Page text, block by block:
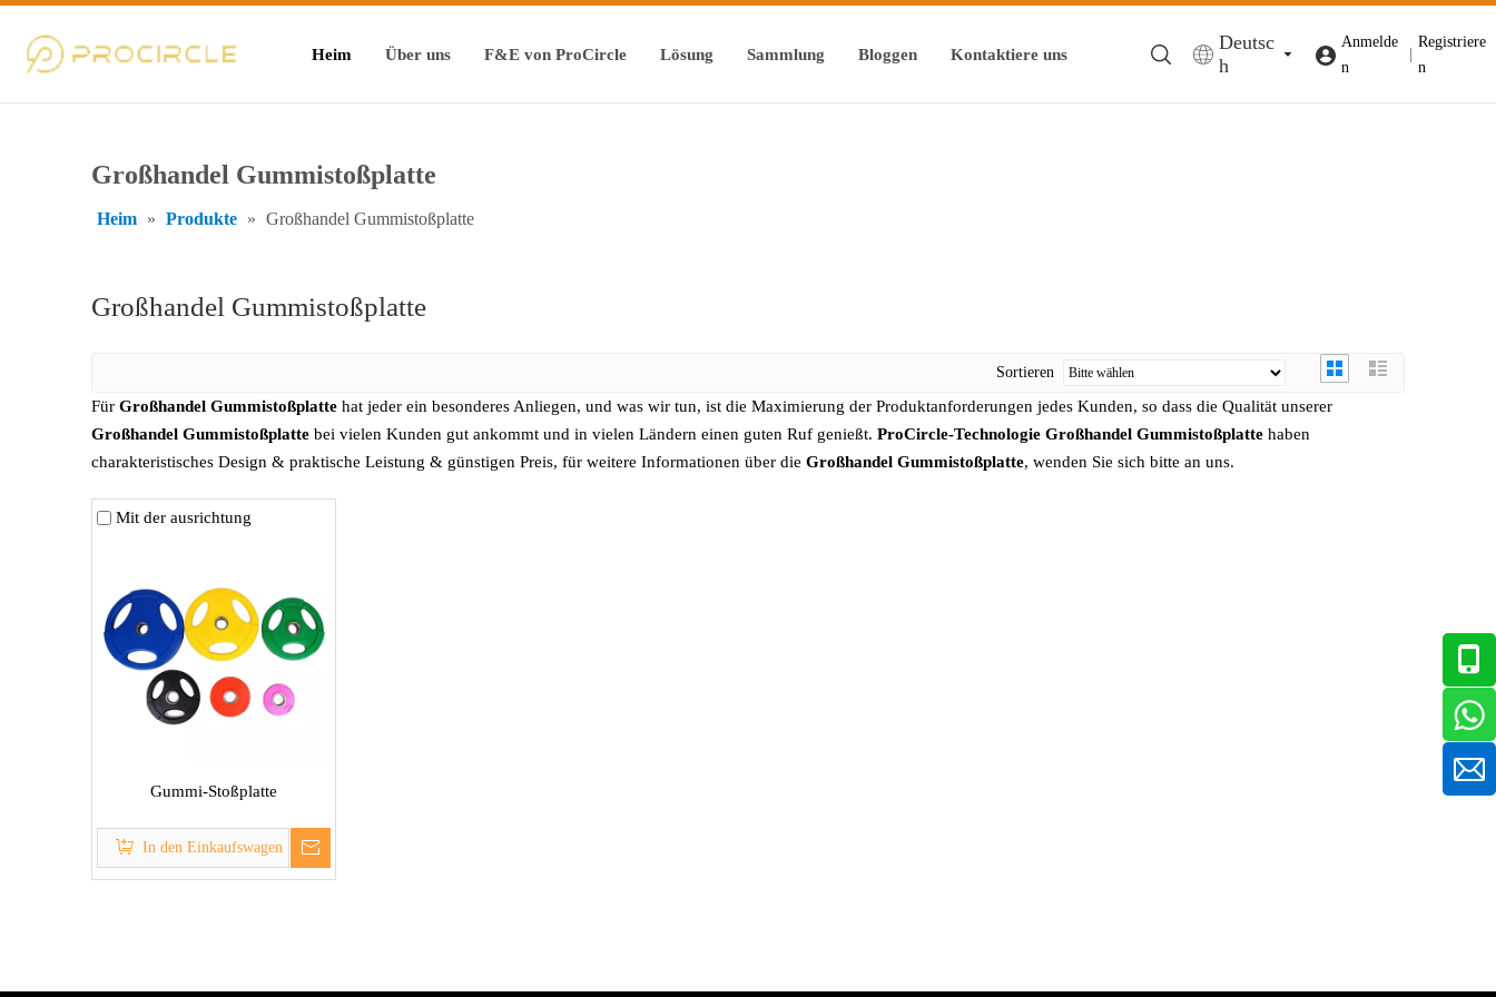
Heim Über uns F&E von ProCircle Lösung Sammlung Bloggen Kontaktiere uns
Deutsc
h
Anmelde
n
Registriere
n
Großhandel Gummistoßplatte
Heim » Produkte » Großhandel Gummistoßplatte
Großhandel Gummistoßplatte
Sortieren
Für Großhandel Gummistoßplatte hat jeder ein besonderes Anliegen, und was wir tun, ist die Maximierung der Produktanforderungen jedes Kunden, so dass die Qualität unserer
Großhandel Gummistoßplatte bei vielen Kunden gut ankommt und in vielen Ländern einen guten Ruf genießt. ProCircle-Technologie Großhandel Gummistoßplatte haben
charakteristisches Design & praktische Leistung & günstigen Preis, für weitere Informationen über die Großhandel Gummistoßplatte, wenden Sie sich bitte an uns.
Mit der ausrichtung
Gummi-Stoßplatte
In den Einkaufswagen